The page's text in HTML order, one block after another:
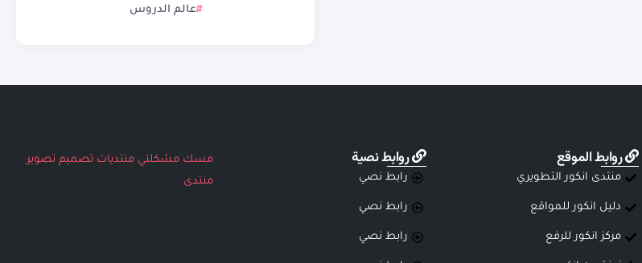
عالم الدروس
روابط الموقع
منتدى انكور التطويري
دليل انكور للمواقع
مركز انكور للرفع
روابط نصية
رابط نصي
رابط نصي
رابط نصي
مسك مشكلتي منتديات تصميم تصوير
منتدى